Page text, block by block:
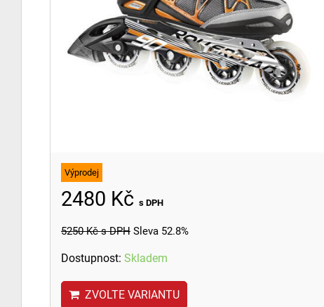
Výprodej
2480 Kč s DPH
5250 Kčs DPH Sleva 52.8%
Dostupnost: Skladem
ZVOLTE VARIANTU